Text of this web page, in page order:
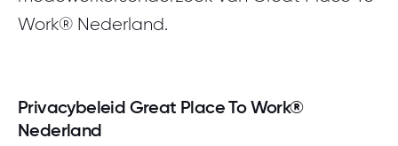
Maak kennis met de top 50 beste werkgevers
van Nederland!
Fris terug, slim vooruit
Work® Nederland.
Privacybeleid Great Place To Work®
Nederland